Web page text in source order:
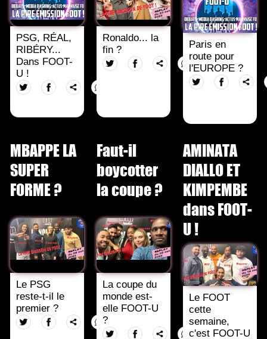
PSG, RÉAL,
RIBÉRY...
Dans FOOT-
U !
Ronaldo... la
fin ?
Paris en
route pour
l'EUROPE ?
MBAPPE LA
SUPER
FORME ?
Le PSG
reste-t-il le
premier ?
Faut-il
boycotter
la coupe ?
La coupe du
monde est-
elle FOOT-U
?
AMINATA
DIALLO ET
KIMPEMBE
dans FOOT-
U !
Le FOOT
cette
semaine,
c'est FOOT-U